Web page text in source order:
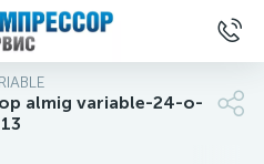
almig variable-24-o-
13